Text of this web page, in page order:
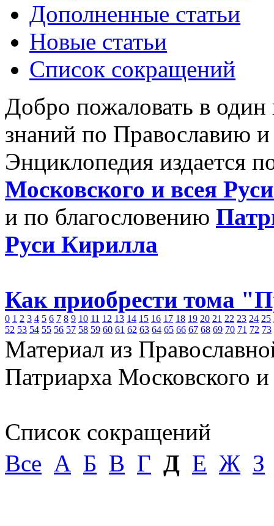
Дополненные статьи
Новые статьи
Список сокращений
Добро пожаловать в
знаний по Православию
Энциклопедия издается
Московского и всея
и по благословению
Руси Кирилла
Как приобрести тома
0 1 2 3 4 5 6 7 8 9 10 11 12 13 14 15 16 17 18 19 20 21 22 23 24 25
52 53 54 55 56 57 58 59 60 61 62 63 64 65 66 67 68 69 70 71 72 73
Материал из
Патриарха Московского
Список сокращений
Все А Б В Г Д Е Ж З